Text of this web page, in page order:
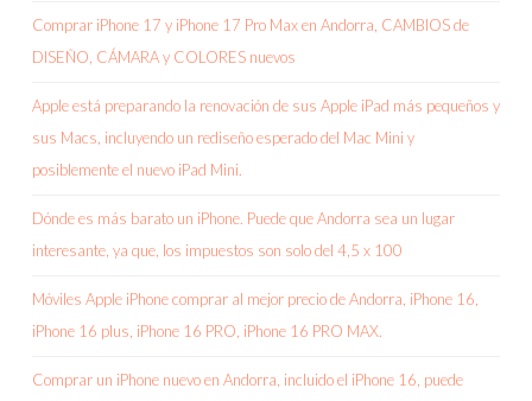
Comprar iPhone 17 y iPhone 17 Pro Max en Andorra, CAMBIOS de
DISEÑO, CÁMARA y COLORES nuevos
Apple está preparando la renovación de sus Apple iPad más pequeños y
sus Macs, incluyendo un rediseño esperado del Mac Mini y
posiblemente el nuevo iPad Mini.
Dónde es más barato un iPhone. Puede que Andorra sea un lugar
interesante, ya que, los impuestos son solo del 4,5 x 100
Móviles Apple iPhone comprar al mejor precio de Andorra, iPhone 16,
iPhone 16 plus, iPhone 16 PRO, iPhone 16 PRO MAX.
Comprar un iPhone nuevo en Andorra, incluido el iPhone 16, puede